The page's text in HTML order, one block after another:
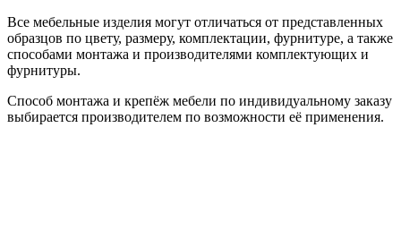
Все мебельные изделия могут отличаться от представленных
образцов по цвету, размеру, комплектации, фурнитуре, а также
способами монтажа и производителями комплектующих и
фурнитуры.
Способ монтажа и крепёж мебели по индивидуальному заказу
выбирается производителем по возможности её применения.